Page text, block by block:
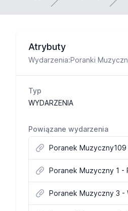
Atrybuty
Wydarzenia:Poranki
Typ
WYDARZENIA
Powiązane wydarzenia
Poranek
Poranek Muzyczny 1 -
Poranek Muzyczny 3 -